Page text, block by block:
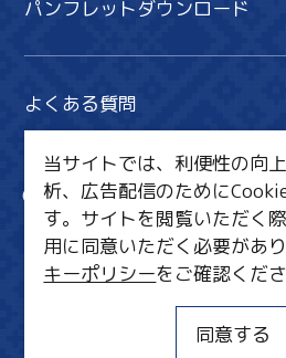
パンフレットダウンロード
よくある質問
サイト内検索
行きたいリスト
MICE・教育・観光事業者の皆
当サイトでは、利便性の向
析、広告配信のために
す。サイトを閲覧いただく
用に同意いただく必要があ
キーポリシーをご確認くださ
同意する